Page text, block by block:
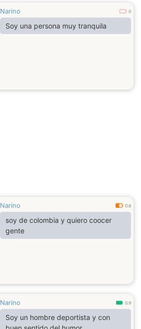
Narino 0
Soy una persona muy tranquila
Narino 0.6
soy de colombia y quiero coocer
gente
Narino 0.9
Soy un hombre deportista y con